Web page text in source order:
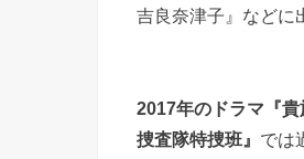
吉良奈津子』などに
2017年のドラマ『貴
捜査隊特捜班』 では